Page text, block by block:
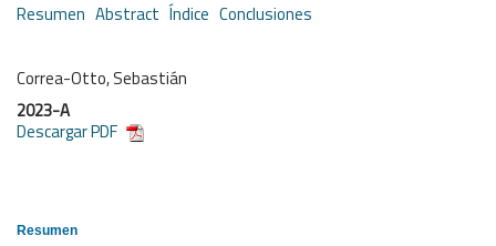
Resumen Abstract Índice Conclusiones
Correa-Otto, Sebastián
2023-A
Descargar PDF
Resumen